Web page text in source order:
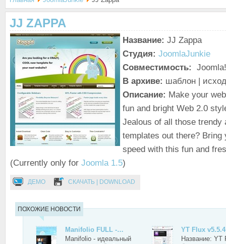
JJ ZAPPA
Название: JJ Zappa
Студия: JoomlaJunkie
Совместимость:
В архиве: шаблон |
Описание: Make your
fun and bright Web 2.0
Jealous of all those trendy
templates out there? Bring
speed with this fun and
(Currently only for Joomla 1.5)
ДЕМО СКАЧАТЬ | DOWNLOAD
ПОХОЖИЕ НОВОСТИ
Manifolio FULL -…
Manifolio - идеальный
YT Flux v5.5.4
Название: YT